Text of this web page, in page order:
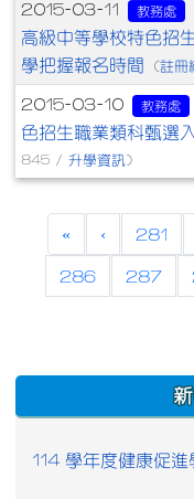
2015-03-11 教務處
高級中等學校特色招
學把握報名時間
(註冊
2015-03-10 教務處
色招生職業類科甄選
845 / 升學資訊 )
« ‹ 281
286 287
:::
114 學年度健康促